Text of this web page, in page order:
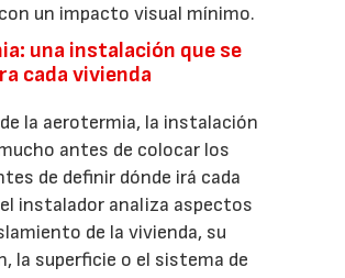
un impacto visual mínimo.
una instalación que se
cada vivienda
la aerotermia, la instalación
antes de colocar los
de definir dónde irá cada
instalador analiza aspectos
de la vivienda, su
la superficie o el sistema de